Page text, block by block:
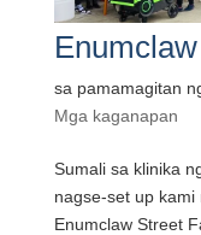
sa pamamagitan
Mga kaganapan
Sumali sa klinika
nagse-set up
Enumclaw Street